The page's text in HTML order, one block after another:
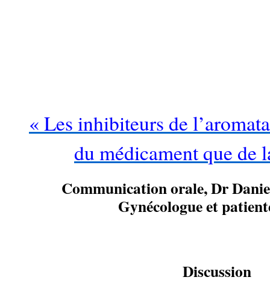
« Les inhibiteurs de
du médicament que de
Communication orale, Dr
Gynécologue et
Discussion